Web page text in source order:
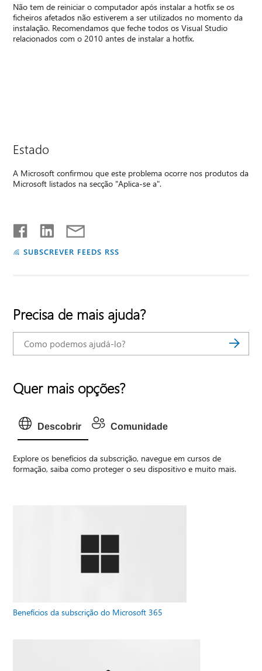
Não tem de reiniciar o computador após instalar a hotfix se os
ficheiros afetados não estiverem a ser utilizados no momento da
instalação. Recomendamos que feche todos os Visual Studio
relacionados com o 2010 antes de instalar a hotfix.
Estado
A Microsoft confirmou que este problema ocorre nos produtos da
Microsoft listados na secção "Aplica-se a".
SUBSCREVER FEEDS RSS
Precisa de mais ajuda?
Quer mais opções?
Descobrir Comunidade
Explore os benefícios da subscrição, navegue em cursos de
formação, saiba como proteger o seu dispositivo e muito mais.
Benefícios da subscrição do Microsoft 365